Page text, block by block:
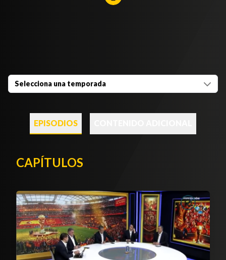
Selecciona una temporada
EPISODIOS
CAPÍTULOS